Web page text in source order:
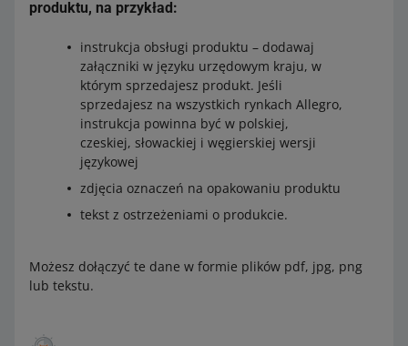
produktu, na przykład:
instrukcja obsługi produktu – dodawaj
załączniki w języku urzędowym kraju, w
którym sprzedajesz produkt. Jeśli
sprzedajesz na wszystkich rynkach Allegro,
instrukcja powinna być w polskiej,
czeskiej, słowackiej i węgierskiej wersji
językowej
zdjęcia oznaczeń na opakowaniu produktu
tekst z ostrzeżeniami o produkcie.
Możesz dołączyć te dane w formie plików pdf, jpg, png
lub tekstu.